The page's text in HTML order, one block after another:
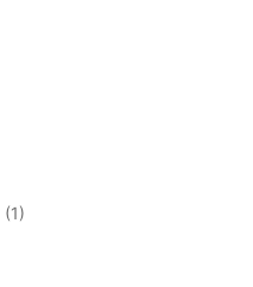
(1)